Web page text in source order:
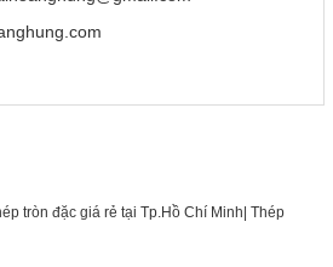
tròn đặc giá rẻ tại Tp.Hồ Chí Minh| Thép